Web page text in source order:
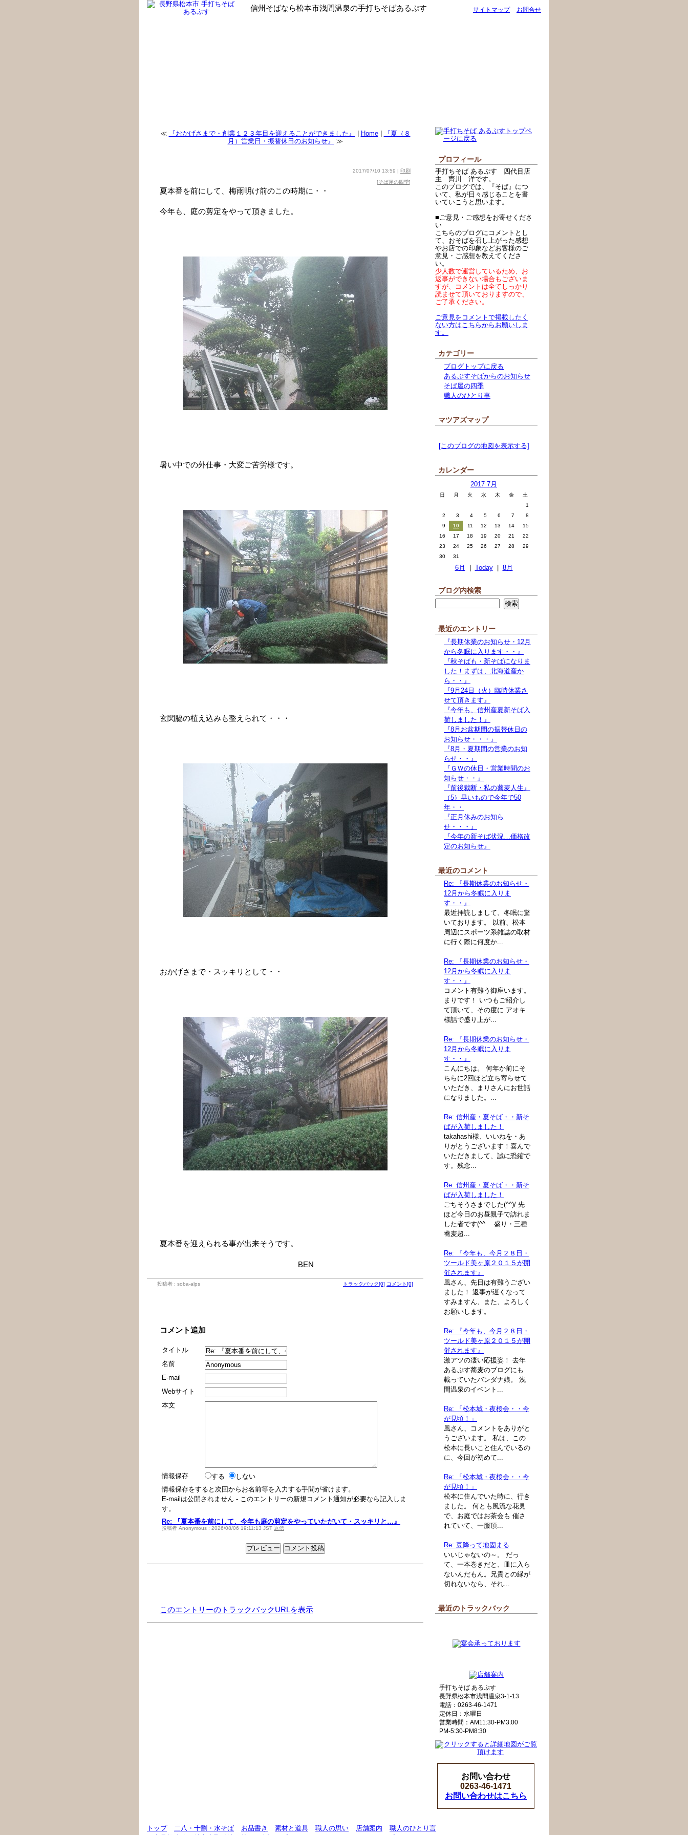
信州そばなら松本市浅間温泉の手打ちそばあるぷす サイトマップ お問合せ
≪ 『おかげさまで・創業１２３年目を迎えることができました』 Home|
『夏（８
月）営業日・振替休日のお知らせ』
≫
2017/07/10 13:59 | 印刷
[そば屋の四季]
夏本番を前にして、梅雨明け前のこの時期に・・
今年も、庭の剪定をやって頂きました。
暑い中での外仕事・大変ご苦労様です。
玄関脇の植え込みも整えられて・・・
おかげさまで・スッキリとして・・
夏本番を迎えられる事が出来そうです。
BEN
トラックバック[0] コメント[0]
投稿者 : soba-alps
コメント追加
タイトル
名前
E-mail
Webサイト
本文
情報保存 する
しない
情報保存をすると次回からお名前等を入力する手間が省けます。
E-mailは公開されません - このエントリーの新規コメント通知が必要なら記入しま
す。
Re: 『夏本番を前にして、今年も庭の剪定をやっていただいて・スッキリと…』
投稿者 Anonymous : 2026/08/06 19:11:13 JST 返信
このエントリーのトラックバックURLを表示
プロフィール
手打ちそば あるぷす 四代目店
主 齊川 洋です。
このブログでは、『そば』につ
いて、私が日々感じることを書
いていこうと思います。
■ご意見・ご感想をお寄せくださ
い
こちらのブログにコメントとし
て、おそばを召し上がった感想
やお店での印象などお客様のご
意見・ご感想を教えてくださ
い。
少人数で運営しているため、お
返事ができない場合もございま
すが、コメントは全てしっかり
読ませて頂いておりますので、
ご了承ください。
ご意見をコメントで掲載したく
ない方はこちらからお願いしま
す。
カテゴリー
ブログトップに戻る
あるぷすそばからのお知らせ
そば屋の四季
職人のひとり事
マツアズマップ
[このブログの地図を表示する]
カレンダー
2017 7月
日 月 火 水 木 金
土
1
2
3 4 5 6 7
8
9
10 11 12 13 14
15
16
17 18 19 20 21
22
23
24 25 26 27 28
29
30
31
6月 Today| 8月
ブログ内検索
最近のエントリー
『長期休業のお知らせ・12月
から冬眠に入ります・・』
『秋そばも・新そばになりま
した！まずは、北海道産か
ら・・』
『9月24日（火）臨時休業さ
せて頂きます』
『今年も、信州産夏新そば入
荷しました！』
『8月お盆期間の振替休日の
お知らせ・・・』
『8月・夏期間の営業のお知
らせ・・』
『ＧＷの休日・営業時間のお
知らせ・・』
『前後裁断・私の蕎麦人生』
（5）早いもので今年で50
年・・
『正月休みのお知ら
せ・・・』
『今年の新そば状況…価格改
定のお知らせ』
最近のコメント
Re: 『長期休業のお知らせ・
12月から冬眠に入りま
す・・』
最近拝読しまして、冬眠に驚
いております。 以前、松本
周辺にスポーツ系雑誌の取材
に行く際に何度か...
Re: 『長期休業のお知らせ・
12月から冬眠に入りま
す・・』
コメント有難う御座います。
まりです！ いつもご紹介し
て頂いて、その度に アオキ
様話で盛り上が...
Re: 『長期休業のお知らせ・
12月から冬眠に入りま
す・・』
こんにちは。 何年か前にそ
ちらに2回ほど立ち寄らせて
いただき、まりさんにお世話
になりました。...
Re: 信州産・夏そば・・新そ
ばが入荷しました！
takahashi様、いいねを・あ
りがとうございます！喜んで
いただきまして、誠に恐縮で
す。残念...
Re: 信州産・夏そば・・新そ
ばが入荷しました！
ごちそうさまでした(^^)/ 先
ほど今日のお昼親子で訪れま
した者です(^^ゞ 盛り・三種
蕎麦超...
Re: 『今年も、今月２８日・
ツールド美ヶ原２０１５が開
催されます』
風さん、先日は有難うござい
ました！ 返事が遅くなって
すみますん、また、よろしく
お願いします。
Re: 『今年も、今月２８日・
ツールド美ヶ原２０１５が開
催されます』
激アツの凄い応援姿！ 去年
あるぷす蕎麦のブログにも
載っていたバンダナ娘。 浅
間温泉のイベント...
Re: 「松本城・夜桜会・・今
が見頃！」
風さん、コメントをありがと
うございます。 私は、この
松本に長いこと住んでいるの
に、今回が初めて...
Re: 「松本城・夜桜会・・今
が見頃！」
松本に住んでいた時に、行き
ました。 何とも風流な花見
で、お庭ではお茶会も 催さ
れていて、一服頂...
Re: 豆降って地固まる
いいじゃないの～。 だっ
て、一本巻きだと、皿に入ら
ないんだもん。兄貴との縁が
切れないなら、それ...
最近のトラックバック
手打ちそば あるぷす
長野県松本市浅間温泉3-1-13
電話：0263-46-1471
定休日：水曜日
営業時間：AM11:30-PM3:00
PM-5:30-PM8:30
お問い合わせ
0263-46-1471
お問い合わせはこちら
トップ
二八・十割・水そば お品書き 素材と道具 職人の思い 店舗案内
職人のひとり言